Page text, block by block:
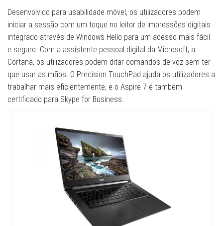
Desenvolvido para usabilidade móvel, os utilizadores podem
iniciar a sessão com um toque no leitor de impressões digitais
integrado através de Windows Hello para um acesso mais fácil
e seguro. Com a assistente pessoal digital da Microsoft, a
Cortana, os utilizadores podem ditar comandos de voz sem ter
que usar as mãos. O Precision TouchPad ajuda os utilizadores a
trabalhar mais eficientemente, e o Aspire 7 é também
certificado para Skype for Business.